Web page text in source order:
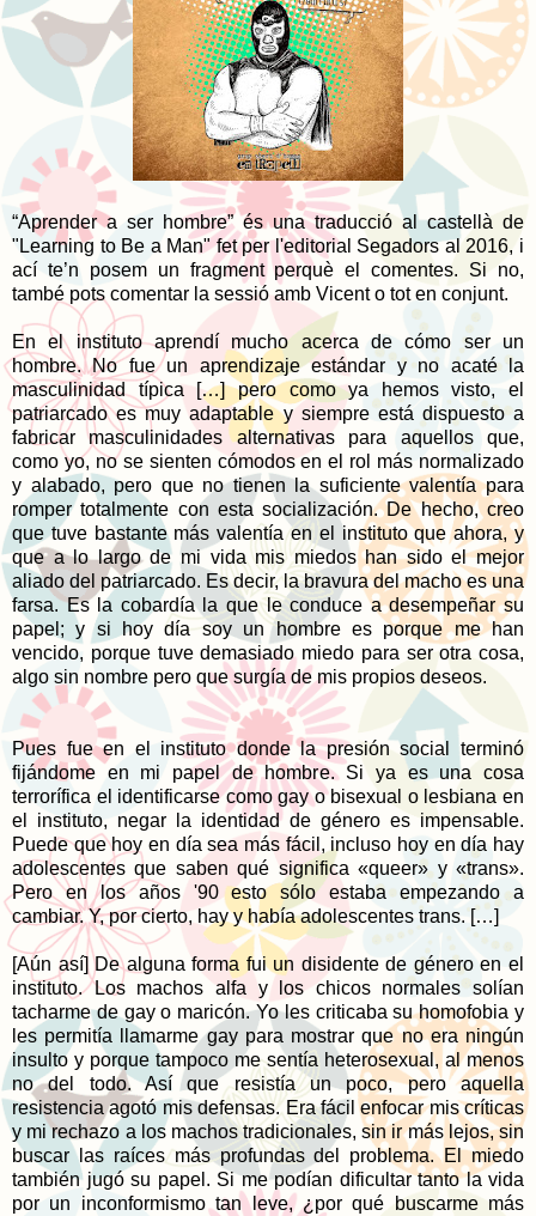
“Aprender a ser hombre” és una traducció al castellà de
"Learning to Be a Man" fet per l'editorial Segadors al 2016, i
ací te’n posem un fragment perquè el comentes. Si no,
també pots comentar la sessió amb Vicent o tot en conjunt.
En el instituto aprendí mucho acerca de cómo ser un
hombre. No fue un aprendizaje estándar y no acaté la
masculinidad típica […] pero como ya hemos visto, el
patriarcado es muy adaptable y siempre está dispuesto a
fabricar masculinidades alternativas para aquellos que,
como yo, no se sienten cómodos en el rol más normalizado
y alabado, pero que no tienen la suficiente valentía para
romper totalmente con esta socialización. De hecho, creo
que tuve bastante más valentía en el instituto que ahora, y
que a lo largo de mi vida mis miedos han sido el mejor
aliado del patriarcado. Es decir, la bravura del macho es una
farsa. Es la cobardía la que le conduce a desempeñar su
papel; y si hoy día soy un hombre es porque me han
vencido, porque tuve demasiado miedo para ser otra cosa,
algo sin nombre pero que surgía de mis propios deseos.
Pues fue en el instituto donde la presión social terminó
fijándome en mi papel de hombre. Si ya es una cosa
terrorífica el identificarse como gay o bisexual o lesbiana en
el instituto, negar la identidad de género es impensable.
Puede que hoy en día sea más fácil, incluso hoy en día hay
adolescentes que saben qué significa «queer» y «trans».
Pero en los años '90 esto sólo estaba empezando a
cambiar. Y, por cierto, hay y había adolescentes trans. […]
[Aún así] De alguna forma fui un disidente de género en el
instituto. Los machos alfa y los chicos normales solían
tacharme de gay o maricón. Yo les criticaba su homofobia y
les permitía llamarme gay para mostrar que no era ningún
insulto y porque tampoco me sentía heterosexual, al menos
no del todo. Así que resistía un poco, pero aquella
resistencia agotó mis defensas. Era fácil enfocar mis críticas
y mi rechazo a los machos tradicionales, sin ir más lejos, sin
buscar las raíces más profundas del problema. El miedo
también jugó su papel. Si me podían dificultar tanto la vida
por un inconformismo tan leve, ¿por qué buscarme más